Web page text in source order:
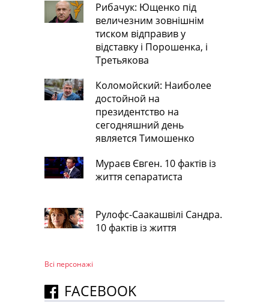
Рибачук: Ющенко під
величезним зовнішнім
тиском відправив у
відставку і Порошенка, і
Третьякова
Коломойский: Наиболее
достойной на
президентство на
сегодняшний день
является Тимошенко
Мураєв Євген. 10 фактів із
життя сепаратиста
Рулофс-Саакашвілі Сандра.
10 фактів із життя
Всі персонажi
FACEBOOK